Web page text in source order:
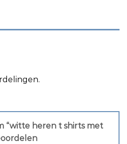
“witte heren t shirts met